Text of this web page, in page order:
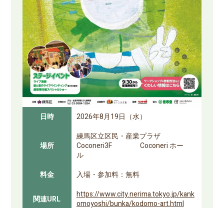
日時 2026年8月19日（水）
場所
練馬区立区民・産業プラザ
Coconeri3F Coconeri ホー
ル
料金
入場・参加料：無料
関連URL
https://www.city.nerima.tokyo.jp/kank
omoyoshi/bunka/kodomo-art.html